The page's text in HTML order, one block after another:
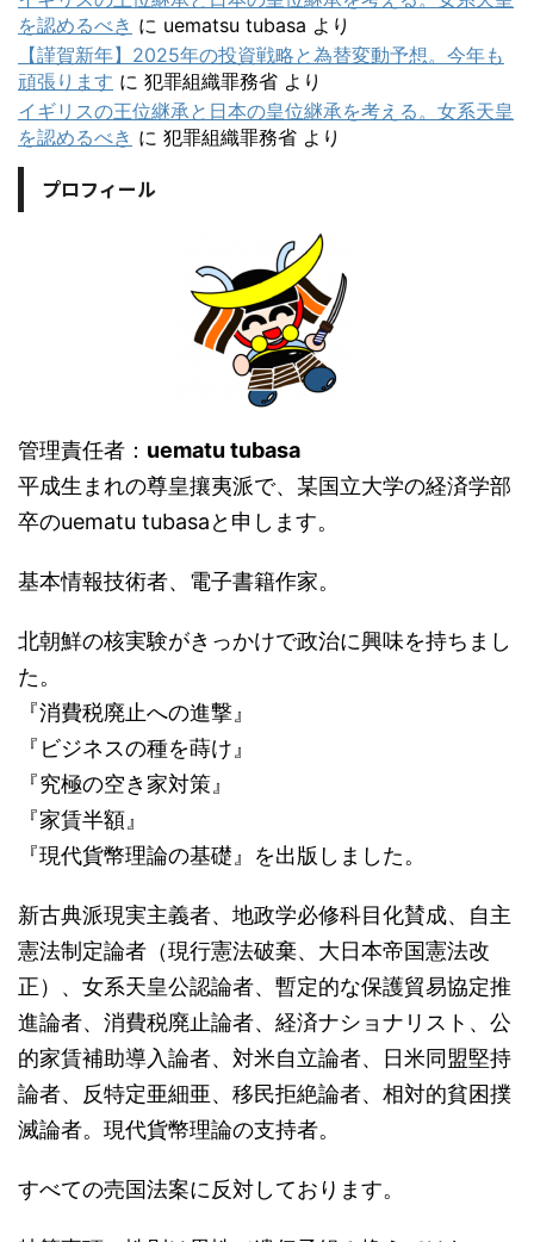
を認めるべき に uematsu tubasa より
【謹賀新年】2025年の投資戦略と為替変動予想。今年も
頑張ります に 犯罪組織罪務省 より
イギリスの王位継承と日本の皇位継承を考える。女系天皇
を認めるべき に 犯罪組織罪務省 より
プロフィール
管理責任者： uematu tubasa
平成生まれの尊皇攘夷派で、某国立大学の経済学部
卒のuematu tubasaと申します。
基本情報技術者、電子書籍作家。
北朝鮮の核実験がきっかけで政治に興味を持ちまし
た。
『消費税廃止への進撃』
『ビジネスの種を蒔け』
『究極の空き家対策』
『家賃半額』
『現代貨幣理論の基礎』を出版しました。
新古典派現実主義者、地政学必修科目化賛成、自主
憲法制定論者（現行憲法破棄、大日本帝国憲法改
正）、女系天皇公認論者、暫定的な保護貿易協定推
進論者、消費税廃止論者、経済ナショナリスト、公
的家賃補助導入論者、対米自立論者、日米同盟堅持
論者、反特定亜細亜、移民拒絶論者、相対的貧困撲
滅論者。現代貨幣理論の支持者。
すべての売国法案に反対しております。